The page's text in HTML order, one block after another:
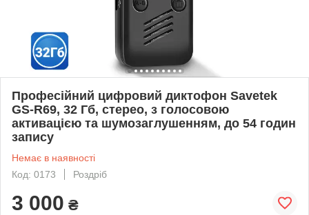
Професійний цифровий диктофон Savetek
GS-R69, 32 Гб, стерео, з голосовою
активацією та шумозаглушенням, до 54 годин
запису
Немає в наявності
Код: 0173
Роздріб
3 000 ₴